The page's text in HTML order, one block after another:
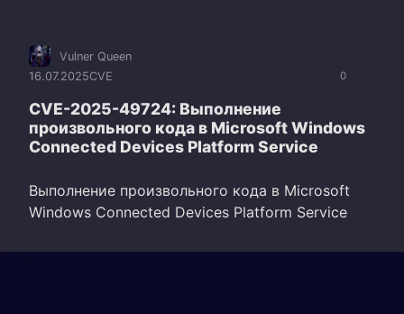
0
Vulner Queen
16.07.2025CVE
CVE-2025-49724: Выполнение
произвольного кода в Microsoft Windows
Connected Devices Platform Service
Выполнение произвольного кода в Microsoft
Windows Connected Devices Platform Service